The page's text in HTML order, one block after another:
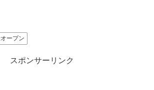
ープン
スポンサーリンク